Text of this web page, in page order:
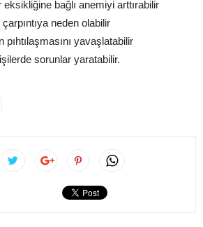
bağlı anemiyi arttırabilir
neden olabilir
pıhtılaşmasını yavaşlatabilir
sorunlar yaratabilir.